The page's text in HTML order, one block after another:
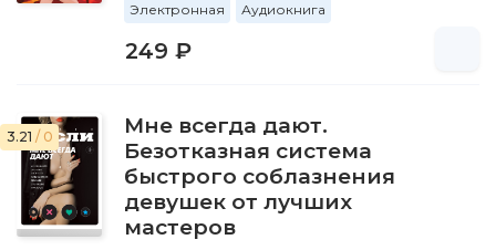
Электронная Аудиокнига
249 ₽
3.21 / 0
Мне всегда дают.
Безотказная система
быстрого соблазнения
девушек от лучших
мастеров